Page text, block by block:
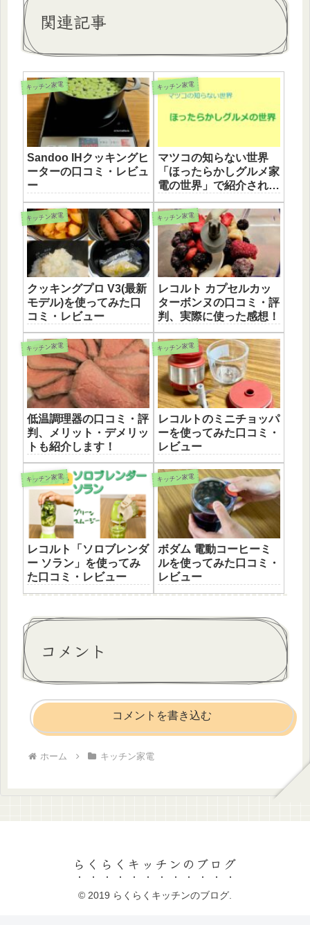
関連記事
キッチン家電
Sandoo IHクッキングヒ
ーターの口コミ・レビュ
ー
キッチン家電
マツコの知らない世界
「ほったらかしグルメ家
電の世界」で紹介された
調理家電！
キッチン家電
クッキングプロ V3(最新
モデル)を使ってみた口
コミ・レビュー
キッチン家電
レコルト カプセルカッ
ターボンヌの口コミ・評
判、実際に使った感想！
キッチン家電
低温調理器の口コミ・評
判、メリット・デメリッ
トも紹介します！
キッチン家電
レコルトのミニチョッパ
ーを使ってみた口コミ・
レビュー
キッチン家電
レコルト「ソロブレンダ
ー ソラン」を使ってみ
た口コミ・レビュー
キッチン家電
ボダム 電動コーヒーミ
ルを使ってみた口コミ・
レビュー
コメント
コメントを書き込む
ホーム キッチン家電
らくらくキッチンのブログ
© 2019 らくらくキッチンのブログ.